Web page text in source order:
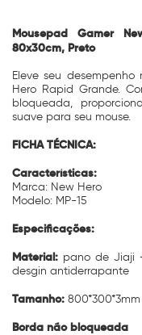
Mousepad Gamer
80x30cm, Preto
Eleve seu
Hero Rapid Grande.
bloqueada,
suave para seu mouse.
FICHA TÉCNICA:
Características:
Marca: New Hero
Modelo: MP-15
Especificações:
Material: pano de Jiaji
desgin antiderrapante
Tamanho: 800*300*3mm
Borda não bloqueada